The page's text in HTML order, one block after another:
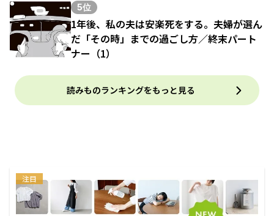
5位
1年後、私の夫は安楽死をする。夫婦が選ん
だ「その時」までの過ごし方／終末パート
ナー（1）
読みものランキングをもっと見る
注目